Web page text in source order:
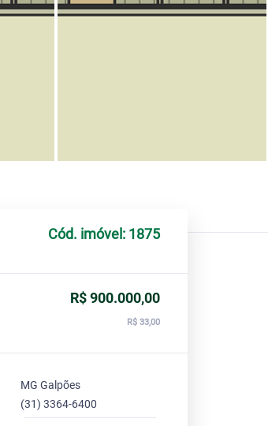
Cód. imóvel: 1875
R$ 900.000,00
R$ 33,00
MG Galpões
(31) 3364-6400